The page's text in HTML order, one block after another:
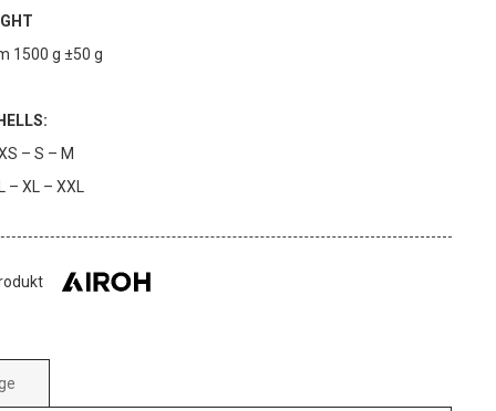
1500 g ±50 g
– S – M
– XL – XXL